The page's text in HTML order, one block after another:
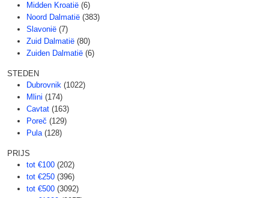
Midden Kroatië (6)
Noord Dalmatië (383)
Slavonië (7)
Zuid Dalmatië (80)
Zuiden Dalmatië (6)
STEDEN
Dubrovnik (1022)
Mlini (174)
Cavtat (163)
Poreč (129)
Pula (128)
PRIJS
tot €100 (202)
tot €250 (396)
tot €500 (3092)